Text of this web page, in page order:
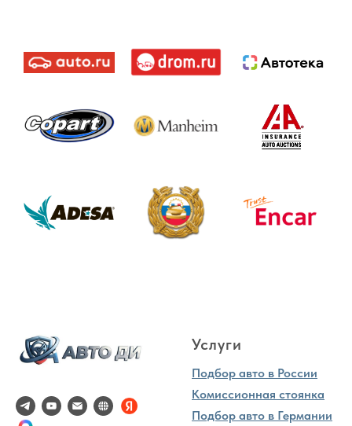
Услуги
Подбор авто в России
Комиссионная стоянка
Подбор авто в Германии